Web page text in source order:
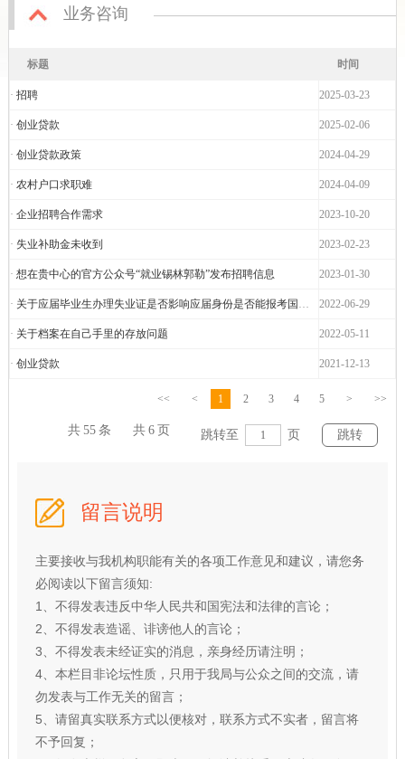
业务咨询
标题 时间
· 招聘 2025-03-23
· 创业贷款 2025-02-06
· 创业贷款政策 2024-04-29
· 农村户口求职难 2024-04-09
· 企业招聘合作需求 2023-10-20
· 失业补助金未收到 2023-02-23
· 想在贵中心的官方公众号“就业锡林郭勒”发布招聘信息 2023-01-30
· 关于应届毕业生办理失业证是否影响应届身份是否能报考国企事业单位 2022-06-29
· 关于档案在自己手里的存放问题 2022-05-11
· 创业贷款 2021-12-13
<< < 1 2 3 4 5 > >>
共 55 条 共 6 页 跳转至 页
留言说明
主要接收与我机构职能有关的各项工作意见和建议，请您务
必阅读以下留言须知:
1、不得发表违反中华人民共和国宪法和法律的言论；
2、不得发表造谣、诽谤他人的言论；
3、不得发表未经证实的消息，亲身经历请注明；
4、本栏目非论坛性质，只用于我局与公众之间的交流，请
勿发表与工作无关的留言；
5、请留真实联系方式以便核对，联系方式不实者，留言将
不予回复；